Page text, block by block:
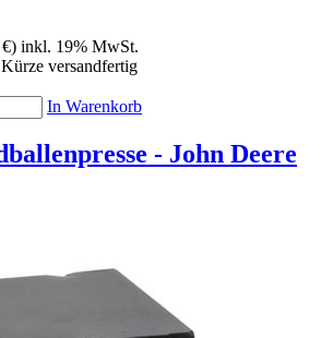
inkl. 19% MwSt.
versandfertig
In Warenkorb
- John Deere